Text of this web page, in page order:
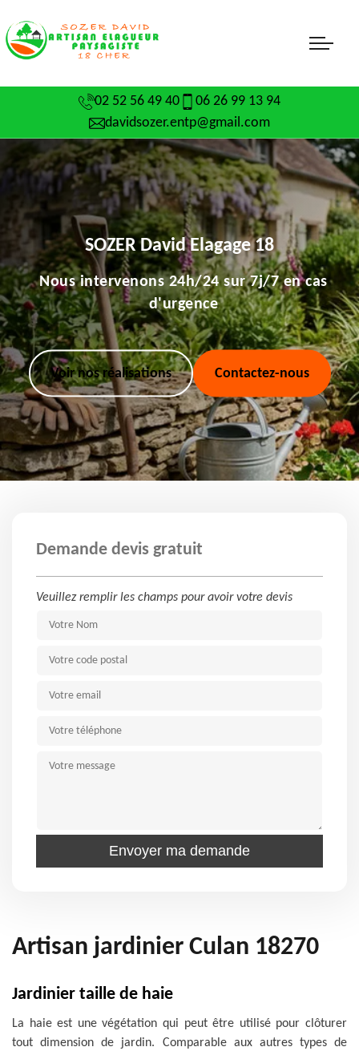
02 52 56 49 40
06 26 99 13 94
davidsozer.entp@gmail.com
SOZER David Elagage 18
Nous intervenons 24h/24 sur 7j/7 en cas
d'urgence
Voir nos réalisations Contactez-nous
Demande devis gratuit
Veuillez remplir les champs pour avoir votre devis
Artisan jardinier Culan 18270
Jardinier taille de haie
La haie est une végétation qui peut être utilisé pour clôturer
tout dimension de jardin. Comparable aux autres types de